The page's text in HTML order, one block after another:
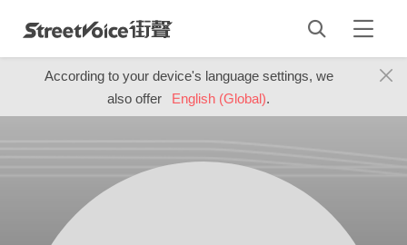
According to your device's language settings, we
also offer
English (Global).